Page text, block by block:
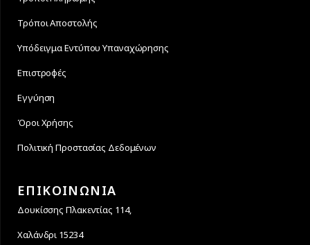
Τρόποι Αποστολής
Υπόδειγμα Εντύπου Υπαναχώρησης
Επιστροφές
Εγγύηση
Όροι Χρήσης
Πολιτική Προστασίας Δεδομένων
ΕΠΙΚΟΙΝΩΝΙΑ
Δουκίσσης Πλακεντίας 114,
Χαλάνδρι 15234